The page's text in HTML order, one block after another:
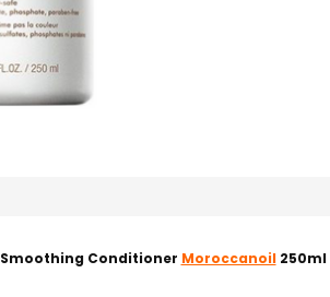
Smoothing Conditioner Moroccanoil 250ml